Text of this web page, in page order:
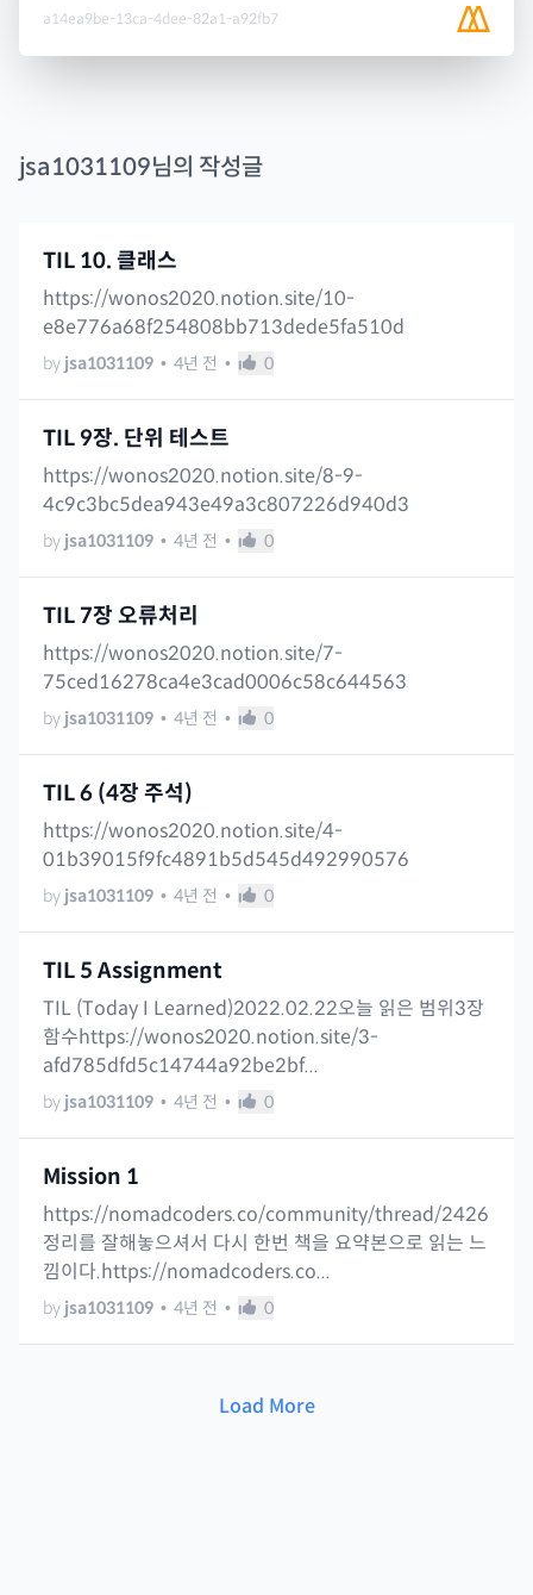
a14ea9be-13ca-4dee-82a1-a92fb7
jsa1031109님의 작성글
TIL 10. 클래스
https://wonos2020.notion.site/10-
e8e776a68f254808bb713dede5fa510d
by jsa1031109 • 4년 전 • 0
TIL 9장. 단위 테스트
https://wonos2020.notion.site/8-9-
4c9c3bc5dea943e49a3c807226d940d3
by jsa1031109 • 4년 전 • 0
TIL 7장 오류처리
https://wonos2020.notion.site/7-
75ced16278ca4e3cad0006c58c644563
by jsa1031109 • 4년 전 • 0
TIL 6 (4장 주석)
https://wonos2020.notion.site/4-
01b39015f9fc4891b5d545d492990576
by jsa1031109 • 4년 전 • 0
TIL 5 Assignment
TIL (Today I Learned)2022.02.22오늘 읽은 범위3장
함수https://wonos2020.notion.site/3-
afd785dfd5c14744a92be2bf...
by jsa1031109 • 4년 전 • 0
Mission 1
https://nomadcoders.co/community/thread/2426
정리를 잘해놓으셔서 다시 한번 책을 요약본으로 읽는 느
낌이다.https://nomadcoders.co...
by jsa1031109 • 4년 전 • 0
Load More